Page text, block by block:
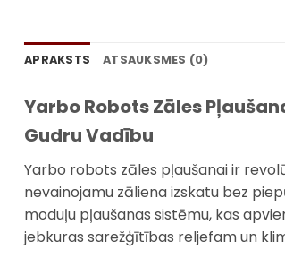
APRAKSTS ATSAUKSMES (0)
Yarbo Robots Zāles
Gudru Vadību
Yarbo robots zāles pļaušanai ir
nevainojamu zāliena izskatu bez
moduļu pļaušanas sistēmu, kas
jebkuras sarežģītības reljefam un